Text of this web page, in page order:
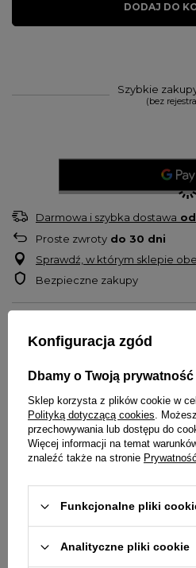
DODAJ DO
Szybkie
(bez
Darmowa i szybka dostawa od
Proste zwroty do 30 dni
Sprawdź, w którym sklepie
Bezpieczne zakupy
Model Big Laur
Na froncie nadruk z logo
Kieszeń kangurka z przodu
Rękawy oraz dół bluzy
Nadruk wykonany metodą
Materiał: 100% bawełna
SZCZEGÓŁY PRODUKTU
Marka Środowisko Miejskie
Konfiguracja zgód
Dbamy o Twoją prywatność
Sklep korzysta z plików cookie w
Polityką dotyczącą cookies.
przechowywania lub dostępu do
Więcej informacji na temat
znaleźć także na stronie
Funkcjonalne pliki
Analityczne pliki cookie